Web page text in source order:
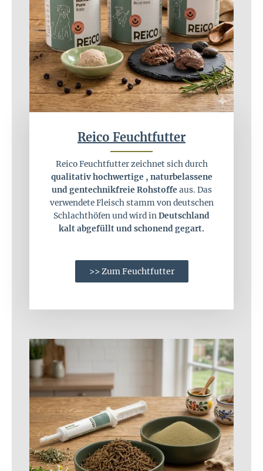
Reico Feuchtfutter
Reico Feuchtfutter zeichnet sich durch
qualitativ hochwertige , naturbelassene
und gentechnikfreie Rohstoffe aus. Das
verwendete Fleisch stamm von deutschen
Schlachthöfen und wird inDeutschland
kalt abgefüllt und schonend gegart.
>> Zum Feuchtfutter